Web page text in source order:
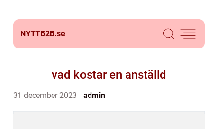
NYTTB2B.se
vad kostar en anställd
31 december 2023 admin